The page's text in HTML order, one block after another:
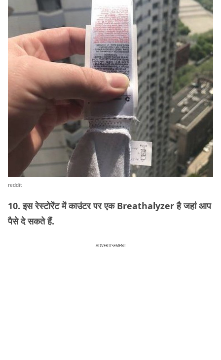
reddit
10. इस रेस्टोरेंट में काउंटर पर एक Breathalyzer है जहां आप
पैसे दे सकते हैं.
ADVERTISEMENT